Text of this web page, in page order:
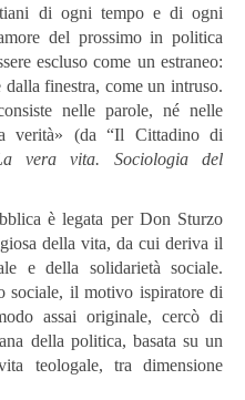
di ogni tempo e di ogni
del prossimo in politica
escluso come un estraneo:
finestra, come un intruso.
nelle parole, né nelle
verità» (da “Il Cittadino di
vera vita. Sociologia del
è legata per Don Sturzo
della vita, da cui deriva il
e della solidarietà sociale.
sociale, il motivo ispiratore di
assai originale, cercò di
della politica, basata su un
teologale, tra dimensione